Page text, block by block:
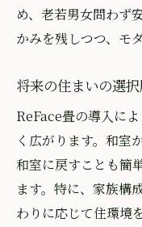
め、老若男女問わず
かみを残しつつ、モ
将来の住まいの選
ReFace畳の導入に
く広がります。和室
和室に戻すことも簡
ます。特に、家族構
わりに応じて住環境